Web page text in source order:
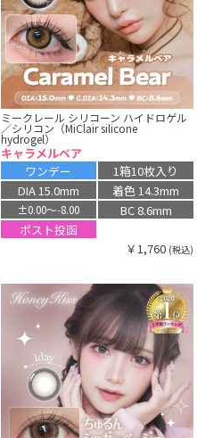
ミークレール シリコーン ハイドロゲル
／シリコン（MiClair silicone
hydrogel）
キャラメルベア
ワンデー
1箱10枚入り
DIA 15.0mm
着色 14.3mm
±0.00〜-8.00
BC 8.6mm
ポスト投函
￥1,760 (税込)